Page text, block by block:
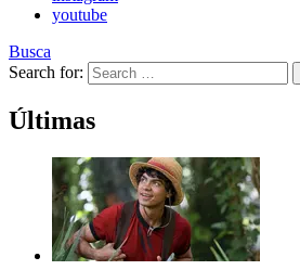
youtube
Busca
Search for:
Últimas